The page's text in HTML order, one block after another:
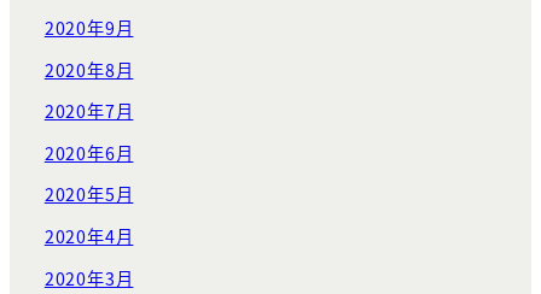
2020年9月
2020年8月
2020年7月
2020年6月
2020年5月
2020年4月
2020年3月